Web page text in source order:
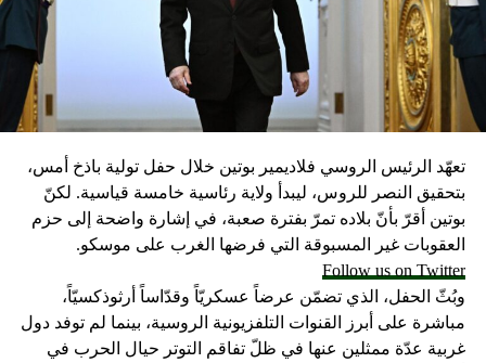
تعهّد الرئيس الروسي فلاديمير بوتين خلال حفل تولية باذخ أمس،
بتحقيق النصر للروس، ليبدأ ولاية رئاسية خامسة قياسية. لكنّ
بوتين أقرّ بأنّ بلاده تمرّ بفترة صعبة، في إشارة واضحة إلى حزم
العقوبات غير المسبوقة التي فرضها الغرب على موسكو.
Follow us on Twitter
وبُثّ الحفل، الذي تضمّن عرضاً عسكريّاً وقدّاساً أرثوذكسيّاً،
مباشرة على أبرز القنوات التلفزيونية الروسية، بينما لم توفد دول
غربية عدّة ممثلين عنها في ظلّ تفاقم التوتر حيال الحرب في